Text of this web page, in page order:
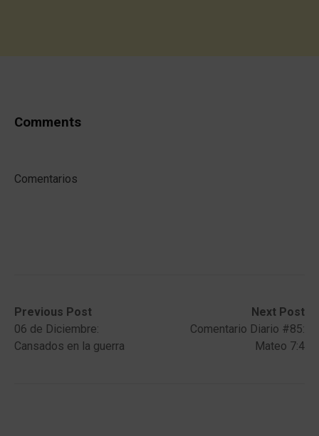
Comments
Comentarios
Post
navigation
Previous Post
Previous
post:06 de Diciembre:
Cansados en la guerra
Next Post
Next
post:
Comentario Diario #85:
Mateo 7:4